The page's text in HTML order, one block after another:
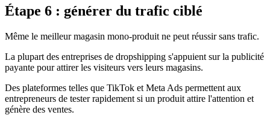
Étape 6 : générer du trafic ciblé
Même le meilleur magasin mono-produit ne peut réussir sans trafic.
La plupart des entreprises de dropshipping s'appuient sur la publicité
payante pour attirer les visiteurs vers leurs magasins.
Des plateformes telles que TikTok et Meta Ads permettent aux
entrepreneurs de tester rapidement si un produit attire l'attention et
génère des ventes.